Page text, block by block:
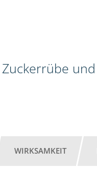
und
WIRKSAMKEIT